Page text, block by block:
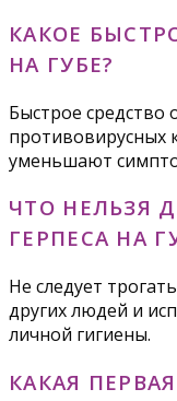
КАКОЕ
НА ГУБЕ?
Быстрое средство
противовирусных
уменьшают
ЧТО НЕЛЬЗЯ
ГЕРПЕСА НА
Не следует
других людей и
личной гигиены.
КАКАЯ